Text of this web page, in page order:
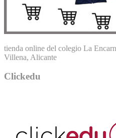
tienda online del colegio La
Villena, Alicante
Clickedu